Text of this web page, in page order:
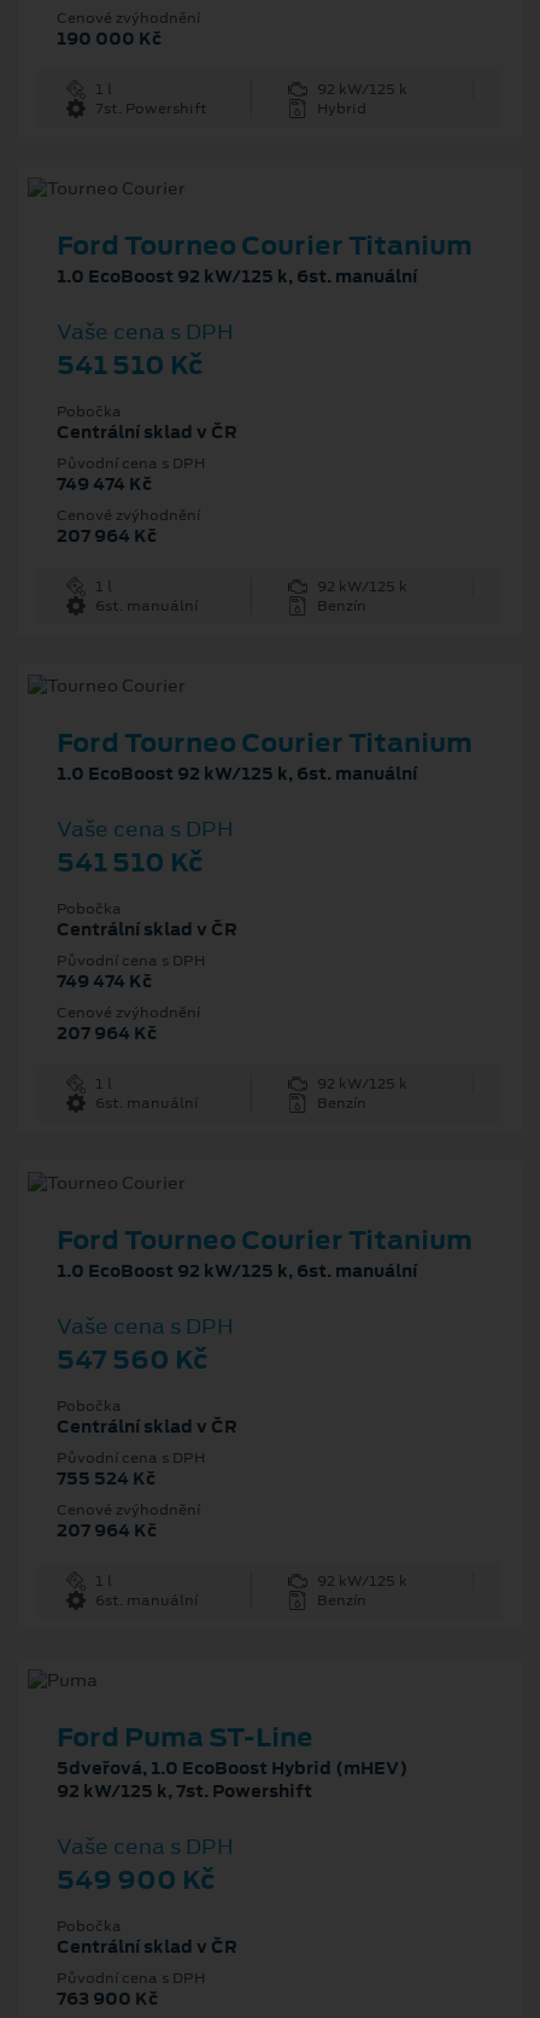
Cenové zvýhodnění
190 000 Kč
1 l
92 kW/125 k
7st. Powershift
Hybrid
Ford Tourneo Courier Titanium
1.0 EcoBoost 92 kW/125 k, 6st. manuální
Vaše cena s DPH
541 510 Kč
Pobočka
Centrální sklad v ČR
Původní cena s DPH
749 474 Kč
Cenové zvýhodnění
207 964 Kč
1 l
92 kW/125 k
6st. manuální
Benzín
Ford Tourneo Courier Titanium
1.0 EcoBoost 92 kW/125 k, 6st. manuální
Vaše cena s DPH
541 510 Kč
Pobočka
Centrální sklad v ČR
Původní cena s DPH
749 474 Kč
Cenové zvýhodnění
207 964 Kč
1 l
92 kW/125 k
6st. manuální
Benzín
Ford Tourneo Courier Titanium
1.0 EcoBoost 92 kW/125 k, 6st. manuální
Vaše cena s DPH
547 560 Kč
Pobočka
Centrální sklad v ČR
Původní cena s DPH
755 524 Kč
Cenové zvýhodnění
207 964 Kč
1 l
92 kW/125 k
6st. manuální
Benzín
Ford Puma ST-Line
5dveřová, 1.0 EcoBoost Hybrid (mHEV)
92 kW/125 k, 7st. Powershift
Vaše cena s DPH
549 900 Kč
Pobočka
Centrální sklad v ČR
Původní cena s DPH
763 900 Kč